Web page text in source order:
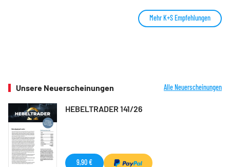
Mehr K+S Empfehlungen
Unsere Neuerscheinungen Alle Neuerscheinungen
HEBELTRADER 141/26
9,90 €